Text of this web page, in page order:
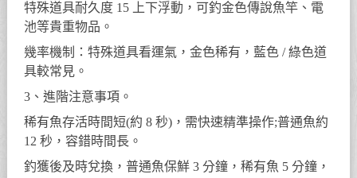
特殊道具耐久度 15 上下浮動，可釣金色傳說魚竿、電
池等貴重物品。
幾率機制：特殊道具看運氣，金色稀有，藍色 / 綠色道
具較常見。
3、進階注意事項。
稀有魚存活時間短(約 8 秒)，需快速精準操作;普通魚約
12 秒，容錯時間長。
釣獲後及時兌換，普通魚保鮮 3 分鐘，稀有魚 5 分鐘，